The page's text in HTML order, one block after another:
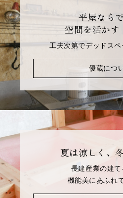
平屋なら
空間を活かす
工夫次第でデッドス
優蔵につ
夏は涼しく、
長建産業の建て
機能美にあふれ